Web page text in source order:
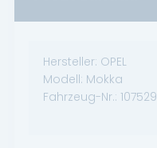
Hersteller: OPEL
Modell: Mokka
Fahrzeug-Nr.: 107529